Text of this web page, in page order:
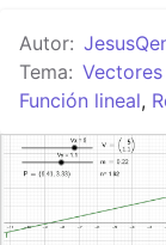
Autor:
Tema:
Función lineal,